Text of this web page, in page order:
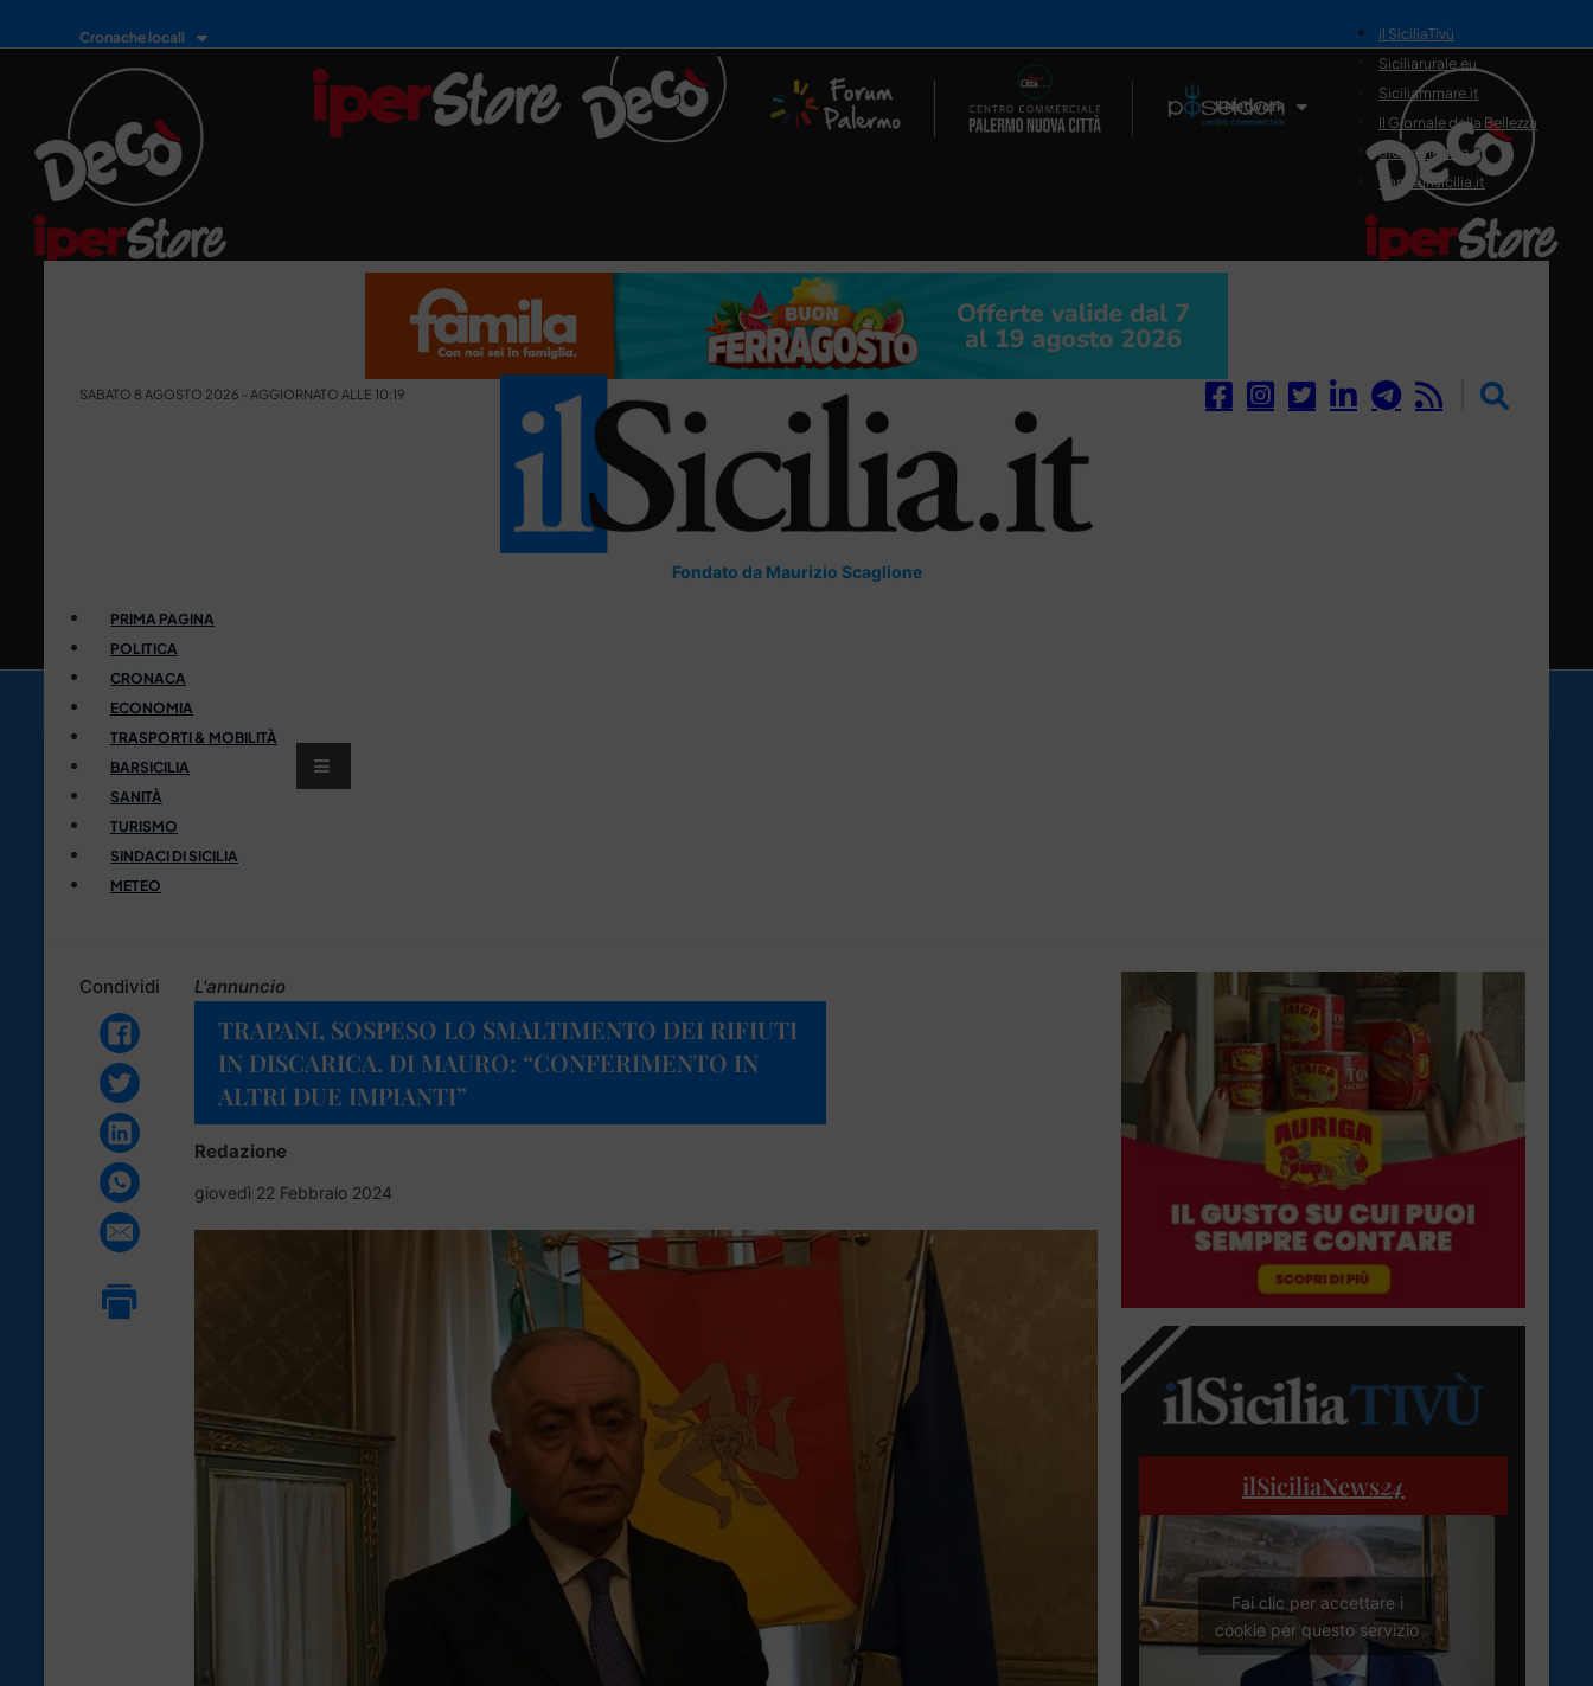
Cronache locali
Il Network
il SiciliaTivù
Siciliarurale.eu
Siciliammare.it
Il Giornale della Bellezza
Siciliamedica.it
Sanitainsicilia.it
SABATO 8 AGOSTO 2026 - AGGIORNATO ALLE 10:19
Fondato da Maurizio Scaglione
PRIMA PAGINA
POLITICA
CRONACA
ECONOMIA
TRASPORTI & MOBILITÀ
BARSICILIA
SANITÀ
TURISMO
SINDACI DI SICILIA
METEO
Condividi L'annuncio
TRAPANI, SOSPESO LO SMALTIMENTO DEI RIFIUTI
IN DISCARICA. DI MAURO: “CONFERIMENTO IN
ALTRI DUE IMPIANTI”
Redazione
giovedì 22 Febbraio 2024
ilSiciliaNews24
Fai clic per accettare i
cookie per questo servizio